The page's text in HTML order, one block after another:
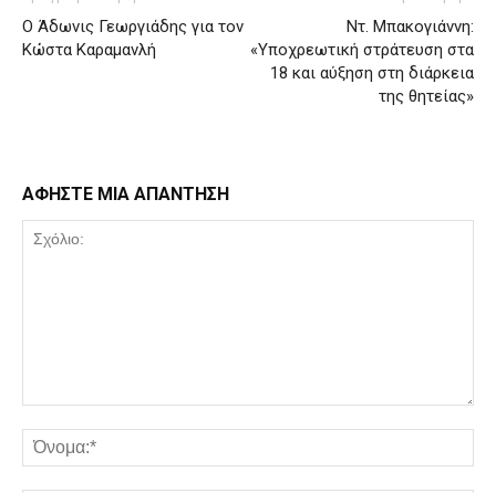
Ο Άδωνις Γεωργιάδης για τον
Κώστα Καραμανλή
Ντ. Μπακογιάννη:
«Υποχρεωτική στράτευση στα
18 και αύξηση στη διάρκεια
της θητείας»
ΑΦΗΣΤΕ ΜΙΑ ΑΠΑΝΤΗΣΗ